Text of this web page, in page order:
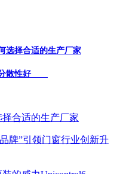
选择合适的生产厂家
分散性好
合适的生产厂家
牌”引领门窗行业创新升